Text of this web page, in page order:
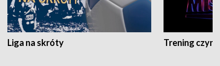
Liga na skróty Trening czyni